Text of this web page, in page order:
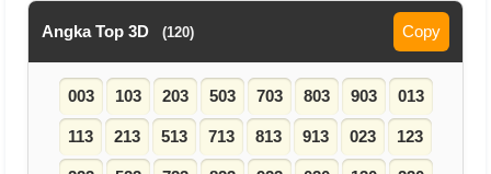
Angka Top 3D (120) Copy
003 103 203 503 703 803 903 013
113 213 513 713 813 913 023 123